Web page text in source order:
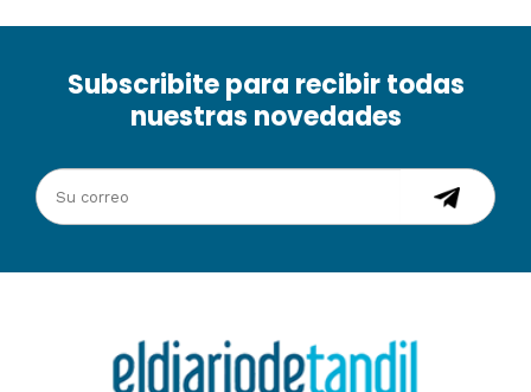
Subscribite para recibir todas
nuestras novedades